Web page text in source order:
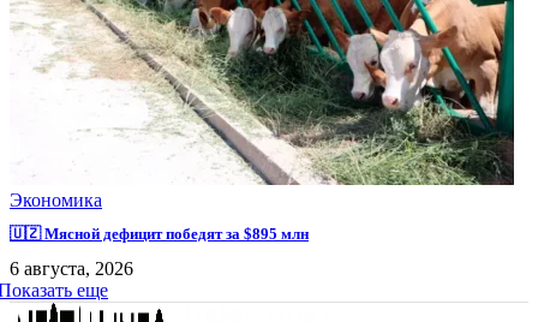
Экономика
🇺🇿 Мясной дефицит победят за $895 млн
6 августа, 2026
еще